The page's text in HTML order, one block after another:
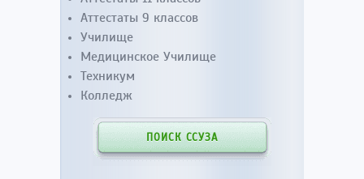
Аттестаты 9 классов
Училище
Медицинское Училище
Техникум
Колледж
ПОИСК ССУЗА